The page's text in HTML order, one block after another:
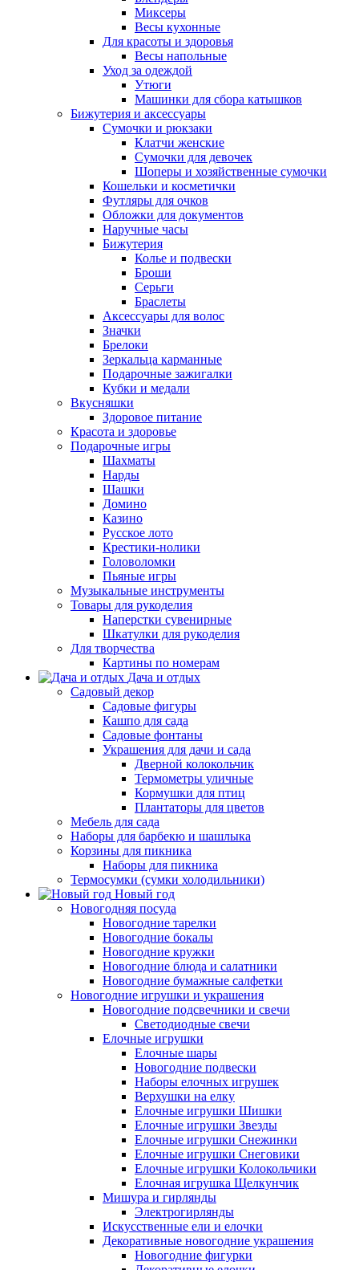
Миксеры
Весы кухонные
Для красоты и здоровья
Весы напольные
Уход за одеждой
Утюги
Машинки для сбора катышков
Бижутерия и аксессуары
Сумочки и рюкзаки
Клатчи женские
Сумочки для девочек
Шоперы и хозяйственные сумочки
Кошельки и косметички
Футляры для очков
Обложки для документов
Наручные часы
Бижутерия
Колье и подвески
Броши
Серьги
Браслеты
Аксессуары для волос
Значки
Брелоки
Зеркальца карманные
Подарочные зажигалки
Кубки и медали
Вкусняшки
Здоровое питание
Красота и здоровье
Подарочные игры
Шахматы
Нарды
Шашки
Домино
Казино
Русское лото
Крестики-нолики
Головоломки
Пьяные игры
Музыкальные инструменты
Товары для рукоделия
Наперстки сувенирные
Шкатулки для рукоделия
Для творчества
Картины по номерам
Дача и отдых
Садовый декор
Садовые фигуры
Кашпо для сада
Садовые фонтаны
Украшения для дачи и сада
Дверной колокольчик
Термометры уличные
Кормушки для птиц
Плантаторы для цветов
Мебель для сада
Наборы для барбекю и шашлыка
Корзины для пикника
Наборы для пикника
Термосумки (сумки холодильники)
Новый год
Новогодняя посуда
Новогодние тарелки
Новогодние бокалы
Новогодние кружки
Новогодние блюда и салатники
Новогодние бумажные салфетки
Новогодние игрушки и украшения
Новогодние подсвечники и свечи
Светодиодные свечи
Елочные игрушки
Елочные шары
Новогодние подвески
Наборы елочных игрушек
Верхушки на елку
Елочные игрушки Шишки
Елочные игрушки Звезды
Елочные игрушки Снежинки
Елочные игрушки Снеговики
Елочные игрушки Колокольчики
Елочная игрушка Щелкунчик
Мишура и гирлянды
Электрогирлянды
Искусственные ели и елочки
Декоративные новогодние украшения
Новогодние фигурки